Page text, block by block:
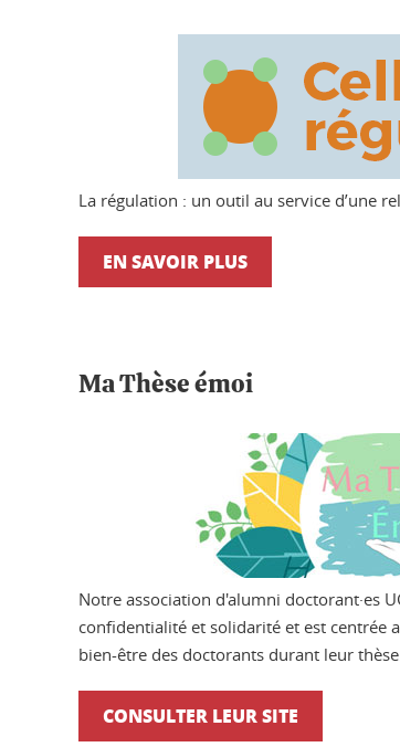
La régulation : un outil au service d’une
EN SAVOIR PLUS
Ma Thèse émoi
Notre association d'alumni doctorant·es
confidentialité et solidarité et est centrée
bien-être des doctorants durant leur
CONSULTER LEUR SITE